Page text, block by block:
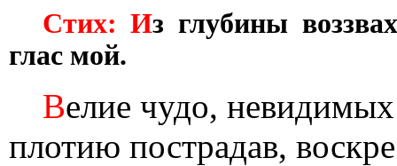
Стих: Из глубины
глас мой.
Велие чудо,
плотию пострадав,